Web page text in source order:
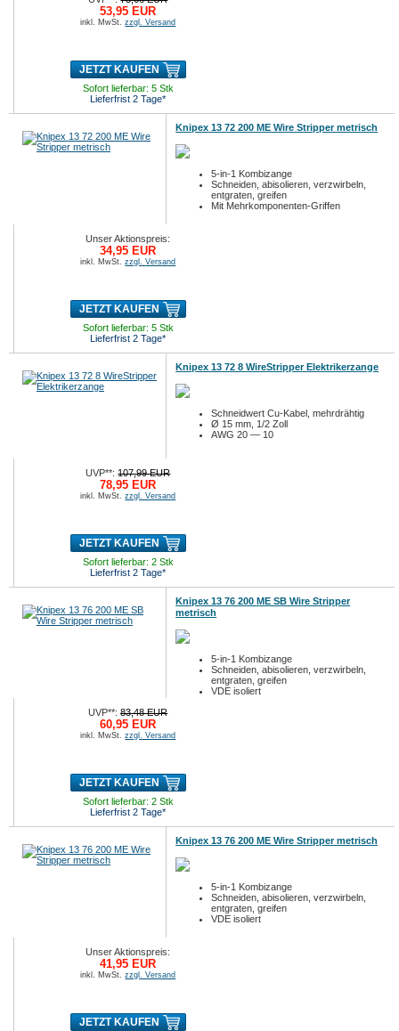
53,95 EUR
inkl. MwSt.zzgl. Versand
JETZT KAUFEN
Sofort lieferbar: 5 Stk
Lieferfrist 2 Tage*
Knipex 13 72 200 ME Wire Stripper metrisch
5-in-1 Kombizange
Schneiden, abisolieren, verzwirbeln,
entgraten, greifen
Mit Mehrkomponenten-Griffen
Unser Aktionspreis:
34,95 EUR
inkl. MwSt.zzgl. Versand
JETZT KAUFEN
Sofort lieferbar: 5 Stk
Lieferfrist 2 Tage*
Knipex 13 72 8 WireStripper Elektrikerzange
Schneidwert Cu-Kabel, mehrdrähtig
Ø 15 mm, 1/2 Zoll
AWG 20 — 10
UVP**:107,99 EUR
78,95 EUR
inkl. MwSt.zzgl. Versand
JETZT KAUFEN
Sofort lieferbar: 2 Stk
Lieferfrist 2 Tage*
Knipex 13 76 200 ME SB Wire Stripper
metrisch
5-in-1 Kombizange
Schneiden, abisolieren, verzwirbeln,
entgraten, greifen
VDE isoliert
UVP**:83,48 EUR
60,95 EUR
inkl. MwSt.zzgl. Versand
JETZT KAUFEN
Sofort lieferbar: 2 Stk
Lieferfrist 2 Tage*
Knipex 13 76 200 ME Wire Stripper metrisch
5-in-1 Kombizange
Schneiden, abisolieren, verzwirbeln,
entgraten, greifen
VDE isoliert
Unser Aktionspreis:
41,95 EUR
inkl. MwSt.zzgl. Versand
JETZT KAUFEN